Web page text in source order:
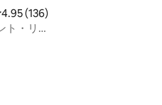
ビュー136件、5つ星中4.95つ星の
4.95 (136)
ト・リ